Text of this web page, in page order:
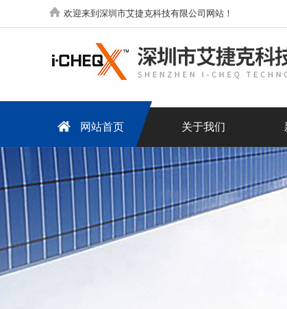
欢迎来到深圳市艾捷克科技有限公司网站！
网站首页 关于我们